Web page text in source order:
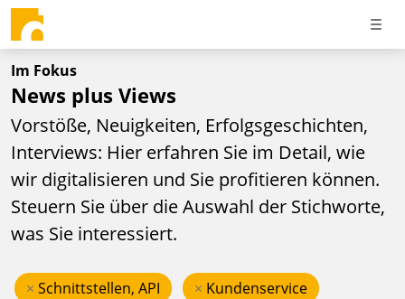
Im Fokus
News plus Views
Vorstöße, Neuigkeiten, Erfolgsgeschichten,
Interviews: Hier erfahren Sie im Detail, wie
wir digitalisieren und Sie profitieren können.
Steuern Sie über die Auswahl der Stichworte,
was Sie interessiert.
× Schnittstellen, API × Kundenservice